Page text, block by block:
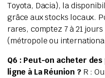
Toyota, Dacia), la
grâce aux stocks locaux.
rares, comptez 7 à 21
(métropole ou
Q6 : Peut-on acheter
ligne à La Réunion ?R :